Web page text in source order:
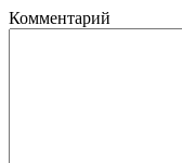
Комментарий